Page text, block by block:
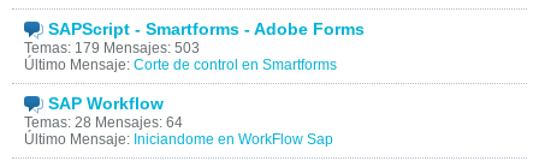
SAPScript - Smartforms - Adobe Forms
Temas: 179 Mensajes: 503
Último Mensaje: Corte de control en Smartforms
SAP Workflow
Temas: 28 Mensajes: 64
Último Mensaje: Iniciandome en WorkFlow Sap